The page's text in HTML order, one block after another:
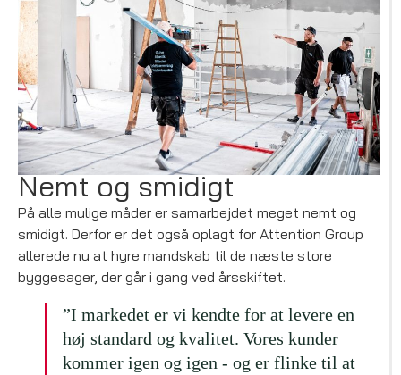
Nemt og smidigt
På alle mulige måder er samarbejdet meget nemt og
smidigt. Derfor er det også oplagt for Attention Group
allerede nu at hyre mandskab til de næste store
byggesager, der går i gang ved årsskiftet.
”I markedet er vi kendte for at levere en
høj standard og kvalitet. Vores kunder
kommer igen og igen - og er flinke til at